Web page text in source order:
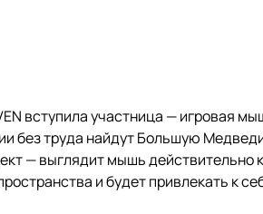
вступила участница — игровая
без труда найдут Большую
— выглядит мышь действительно
и будет привлекать к